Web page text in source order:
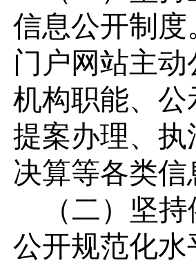
信息公开制度
门户网站主动
机构职能、
提案办理、
决算等各类信
（二） 坚
公开规范化水